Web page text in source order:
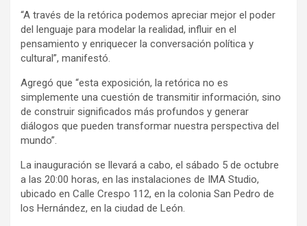
“A través de la retórica podemos apreciar mejor el poder
del lenguaje para modelar la realidad, influir en el
pensamiento y enriquecer la conversación política y
cultural”, manifestó.
Agregó que “esta exposición, la retórica no es
simplemente una cuestión de transmitir información, sino
de construir significados más profundos y generar
diálogos que pueden transformar nuestra perspectiva del
mundo”.
La inauguración se llevará a cabo, el sábado 5 de octubre
a las 20:00 horas, en las instalaciones de IMA Studio,
ubicado en Calle Crespo 112, en la colonia San Pedro de
los Hernández, en la ciudad de León.